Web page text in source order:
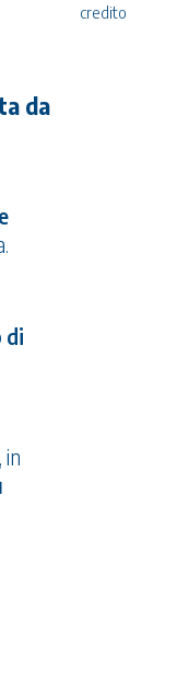
da
di
, in
credito